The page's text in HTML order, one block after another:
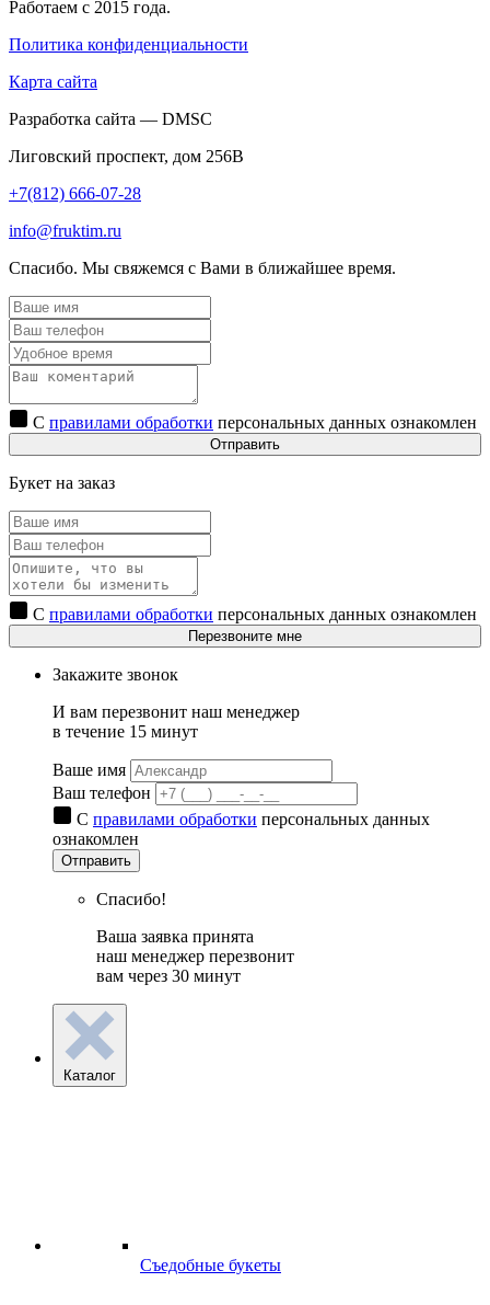
Работаем с 2015 года.
Политика конфиденциальности
Карта сайта
Разработка сайта — DMSC
Лиговский проспект, дом 256В
+7(812) 666-07-28
info@fruktim.ru
Спасибо. Мы свяжемся с Вами в ближайшее время.
С правилами обработки персональных данных ознакомлен
Отправить
Букет на заказ
С правилами обработки персональных данных ознакомлен
Перезвоните мне
Закажите звонок
И вам перезвонит наш менеджер
в течение 15 минут
Ваше имя
Ваш телефон
С правилами обработки персональных данных
ознакомлен
Отправить
Спасибо!
Ваша заявка принята
наш менеджер перезвонит
вам через 30 минут
Каталог
Съедобные букеты